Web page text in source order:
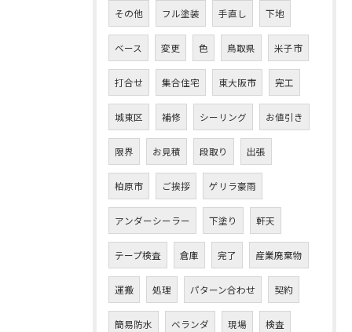
その他 フル塗装 手直し 下地
ベース 変更 色 鳥取県 米子市
打合せ 集合住宅 東大阪市 完工
城東区 補修 シーリング お値引き
限界 お見積 段取り 出張
柏原市 ご挨拶 ゲリラ豪雨
アンダーシーラー 下塗り 軒天
テープ検査 倉庫 完了 産業廃棄物
運搬 処理 パターン合わせ 契約
簡易防水 ベランダ 現場 検査